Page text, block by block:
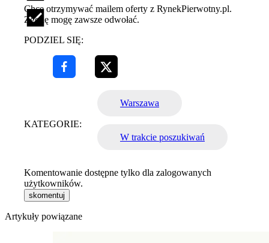
Chcę otrzymywać mailem oferty z RynekPierwotny.pl.
Zgodę mogę zawsze odwołać.
PODZIEL SIĘ:
KATEGORIE:
Warszawa
W trakcie poszukiwań
Komentowanie dostępne tylko dla zalogowanych
użytkowników.
skomentuj
Artykuły powiązane